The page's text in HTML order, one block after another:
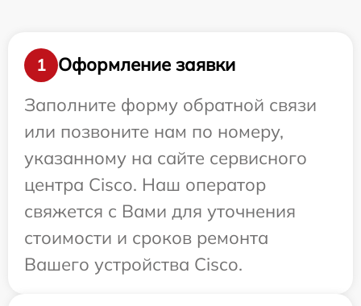
1
Оформление заявки
Заполните форму обратной связи
или позвоните нам по номеру,
указанному на сайте сервисного
центра Cisco. Наш оператор
свяжется с Вами для уточнения
стоимости и сроков ремонта
Вашего устройства Cisco.